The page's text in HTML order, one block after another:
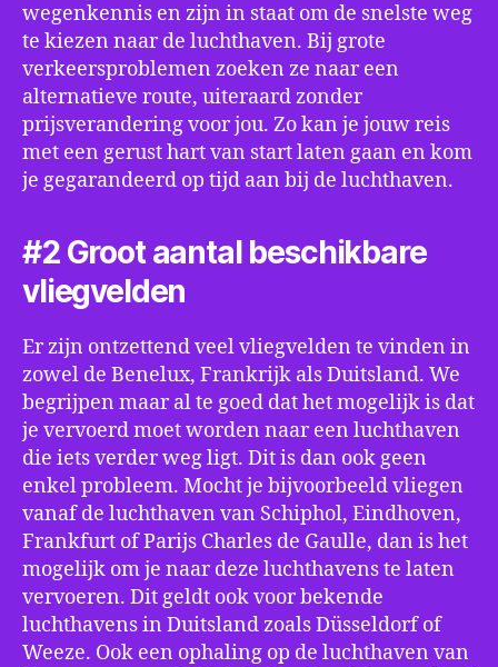
wegenkennis en zijn in staat om de snelste weg
te kiezen naar de luchthaven. Bij grote
verkeersproblemen zoeken ze naar een
alternatieve route, uiteraard zonder
prijsverandering voor jou. Zo kan je jouw reis
met een gerust hart van start laten gaan en kom
je gegarandeerd op tijd aan bij de luchthaven.
#2 Groot aantal beschikbare
vliegvelden
Er zijn ontzettend veel vliegvelden te vinden in
zowel de Benelux, Frankrijk als Duitsland. We
begrijpen maar al te goed dat het mogelijk is dat
je vervoerd moet worden naar een luchthaven
die iets verder weg ligt. Dit is dan ook geen
enkel probleem. Mocht je bijvoorbeeld vliegen
vanaf de luchthaven van Schiphol, Eindhoven,
Frankfurt of Parijs Charles de Gaulle, dan is het
mogelijk om je naar deze luchthavens te laten
vervoeren. Dit geldt ook voor bekende
luchthavens in Duitsland zoals Düsseldorf of
Weeze. Ook een ophaling op de luchthaven van